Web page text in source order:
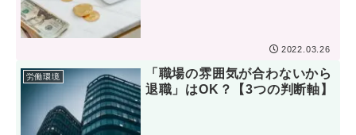
2022.03.26
労働環境
「職場の雰囲気が合わないから
退職」はOK？【3つの判断軸】